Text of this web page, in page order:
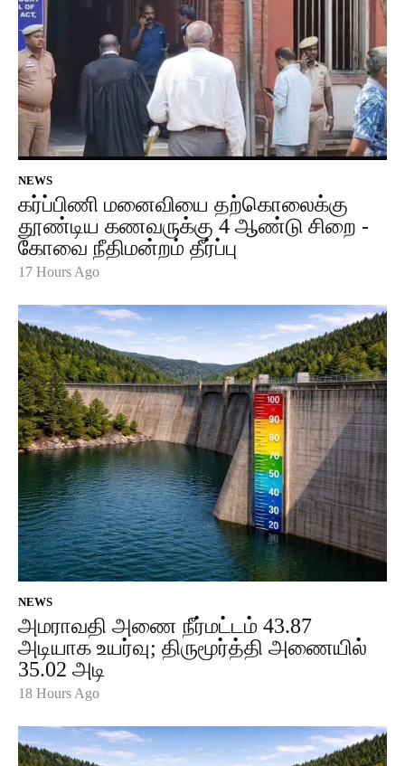
NEWS
கர்ப்பிணி மனைவியை தற்கொலைக்கு
தூண்டிய கணவருக்கு 4 ஆண்டு சிறை -
கோவை நீதிமன்றம் தீர்ப்பு
17 Hours Ago
NEWS
அமராவதி அணை நீர்மட்டம் 43.87
அடியாக உயர்வு; திருமூர்த்தி அணையில்
35.02 அடி
18 Hours Ago